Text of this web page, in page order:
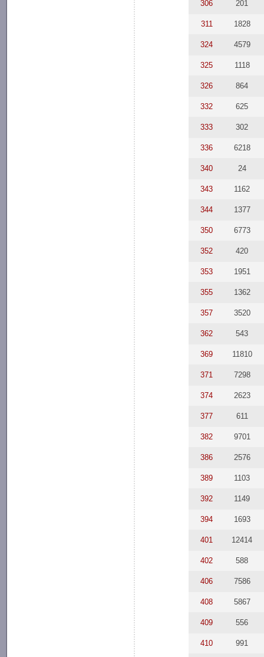
306 201
311 1828
324 4579
325 1118
326 864
332 625
333 302
336 6218
340 24
343 1162
344 1377
350 6773
352 420
353 1951
355 1362
357 3520
362 543
369 11810
371 7298
374 2623
377 611
382 9701
386 2576
389 1103
392 1149
394 1693
401 12414
402 588
406 7586
408 5867
409 556
410 991